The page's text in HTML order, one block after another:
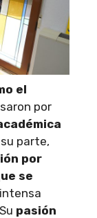
el
por
parte,
por
se
pasión